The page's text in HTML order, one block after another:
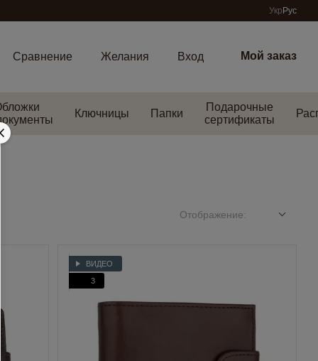
Укр Рус
Сравнение Желания Вход Мой заказ
Ключницы Папки
Подарочные
сертификаты
Отображение:
ВИДЕО
3